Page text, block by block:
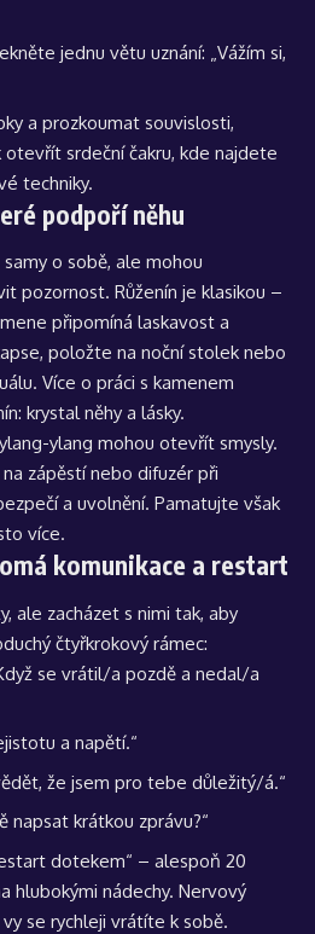
jednu větu uznání: „Vážím si,
a prozkoumat souvislosti,
otevřít srdeční čakru, kde najdete
techniky.
podpoří něhu
o sobě, ale mohou
pozornost. Růženín je klasikou –
připomíná laskavost a
položte na noční stolek nebo
Více o práci s kamenem
krystal něhy a lásky.
ylang mohou otevřít smysly.
zápěstí nebo difuzér při
a uvolnění. Pamatujte však
více.
komunikace a restart
ale zacházet s nimi tak, aby
čtyřkrokový rámec:
se vrátil/a pozdě a nedal/a
a napětí.“
že jsem pro tebe důležitý/á.“
napsat krátkou zprávu?“
dotekem“ – alespoň 20
hlubokými nádechy. Nervový
se rychleji vrátíte k sobě.